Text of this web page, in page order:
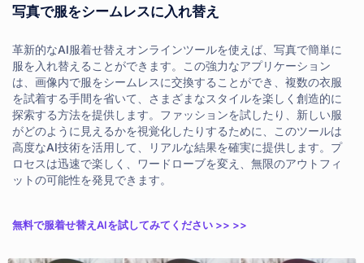
写真で服をシームレスに入れ替え
革新的なAI服着せ替えオンラインツールを使えば、写真で簡単に
服を入れ替えることができます。この強力なアプリケーション
は、画像内で服をシームレスに交換することができ、複数の衣服
を試着する手間を省いて、さまざまなスタイルを楽しく創造的に
探索する方法を提供します。ファッションを試したり、新しい服
がどのように見えるかを視覚化したりするために、このツールは
高度なAI技術を活用して、リアルな結果を確実に提供します。プ
ロセスは迅速で楽しく、ワードローブを変え、無限のアウトフィ
ットの可能性を発見できます。
無料で服着せ替えAIを試してみてください >> >>